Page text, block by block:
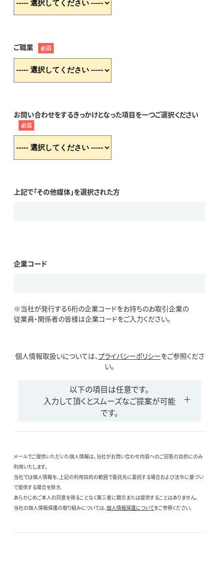
ご職業 必須
お問い合わせをするきっかけとなった項目を一つご選択ください
必須
上記で「その他媒体」を選択された方
企業コード
※当社が発行する6桁の企業コードをお持ちのお取引企業の
従業員・関係者の皆様は企業コードをご入力ください。
個人情報取扱いについては、プライバシーポリシーをご参照くださ
い。
以下の項目は任意です。
入力して頂くとスムーズなご提案が可能
です。
メールでご提供いただいた個人情報は、当社がお問い合わせ内容へのご回答の目的にのみ
利用いたします。
当社では個人情報を、上記の利用目的の範囲で委託先に委託する場合および法令に基づい
て提供する場合を除き、
あらかじめご本人の同意を得ることなく第三者に開示または提供することはありません。
当社の個人情報保護の取り組みについては、個人情報保護についてをご参照ください。